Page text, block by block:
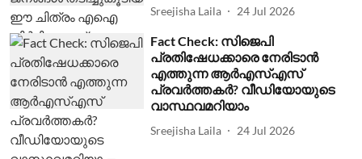
Sreejisha Laila 24 Jul 2026
Fact Check: സിജെപി
പ്രതിഷേധക്കാരെ നേരിടാന്‍
എത്തുന്ന ആര്‍എസ്എസ്
പ്രവര്‍ത്തകര്‍? വീഡിയോയുടെ
വാസ്ഥവമറിയാം
Sreejisha Laila 24 Jul 2026